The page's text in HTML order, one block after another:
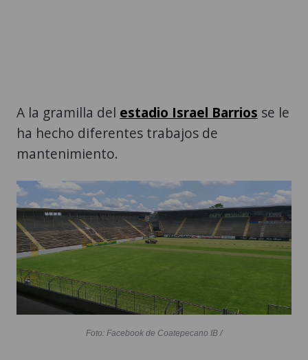
A la gramilla del estadio Israel Barrios se le
ha hecho diferentes trabajos de
mantenimiento.
Foto: Facebook de Coatepecano IB /